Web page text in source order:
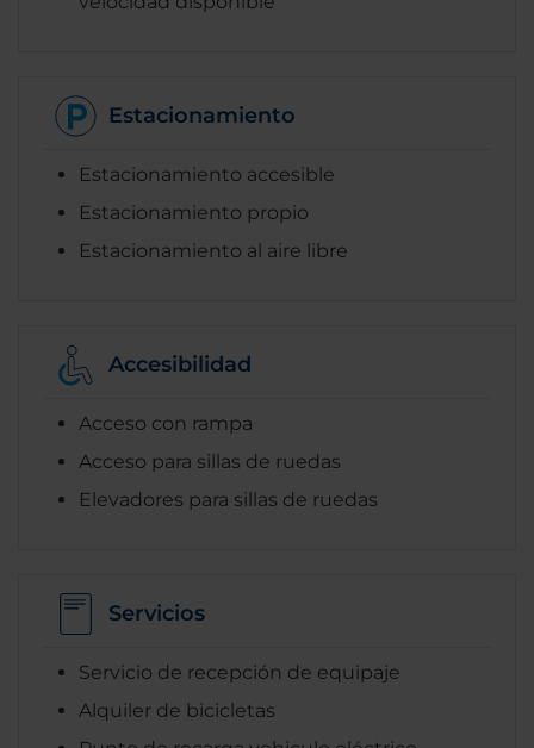
Estacionamiento
Estacionamiento accesible
Estacionamiento propio
Estacionamiento al aire libre
Accesibilidad
Acceso con rampa
Acceso para sillas de ruedas
Elevadores para sillas de ruedas
Servicios
Servicio de recepción de equipaje
Alquiler de bicicletas